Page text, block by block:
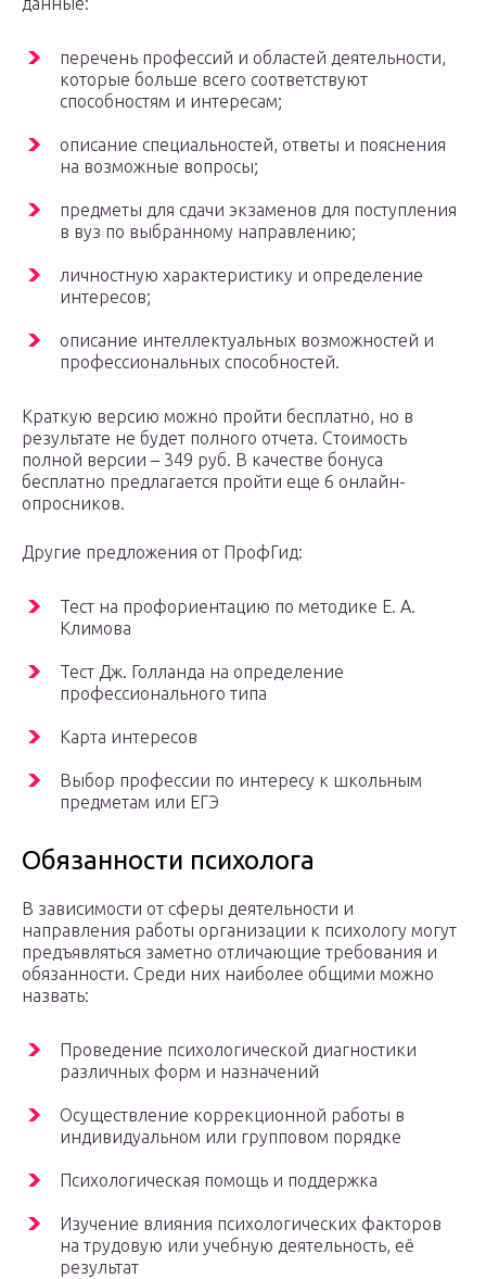
перечень профессий и областей деятельности,
которые больше всего соответствуют
способностям и интересам;
описание специальностей, ответы и пояснения
на возможные вопросы;
предметы для сдачи экзаменов для поступления
в вуз по выбранному направлению;
личностную характеристику и определение
интересов;
описание интеллектуальных возможностей и
профессиональных способностей.
Краткую версию можно пройти бесплатно, но в
результате не будет полного отчета. Стоимость
полной версии – 349 руб. В качестве бонуса
бесплатно предлагается пройти еще 6 онлайн-
опросников.
Другие предложения от ПрофГид:
Тест на профориентацию по методике Е. А.
Климова
Тест Дж. Голланда на определение
профессионального типа
Карта интересов
Выбор профессии по интересу к школьным
предметам или ЕГЭ
Обязанности психолога
В зависимости от сферы деятельности и
направления работы организации к психологу могут
предъявляться заметно отличающие требования и
обязанности. Среди них наиболее общими можно
назвать:
Проведение психологической диагностики
различных форм и назначений
Осуществление коррекционной работы в
индивидуальном или групповом порядке
Психологическая помощь и поддержка
Изучение влияния психологических факторов
на трудовую или учебную деятельность, её
результат